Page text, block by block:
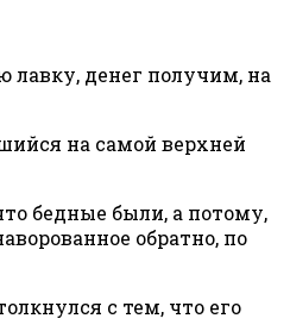
лавку, денег получим, на
на самой верхней
бедные были, а потому,
обратно, по
с тем, что его